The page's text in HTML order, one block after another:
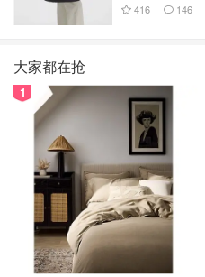
416 146
大家都在抢
1